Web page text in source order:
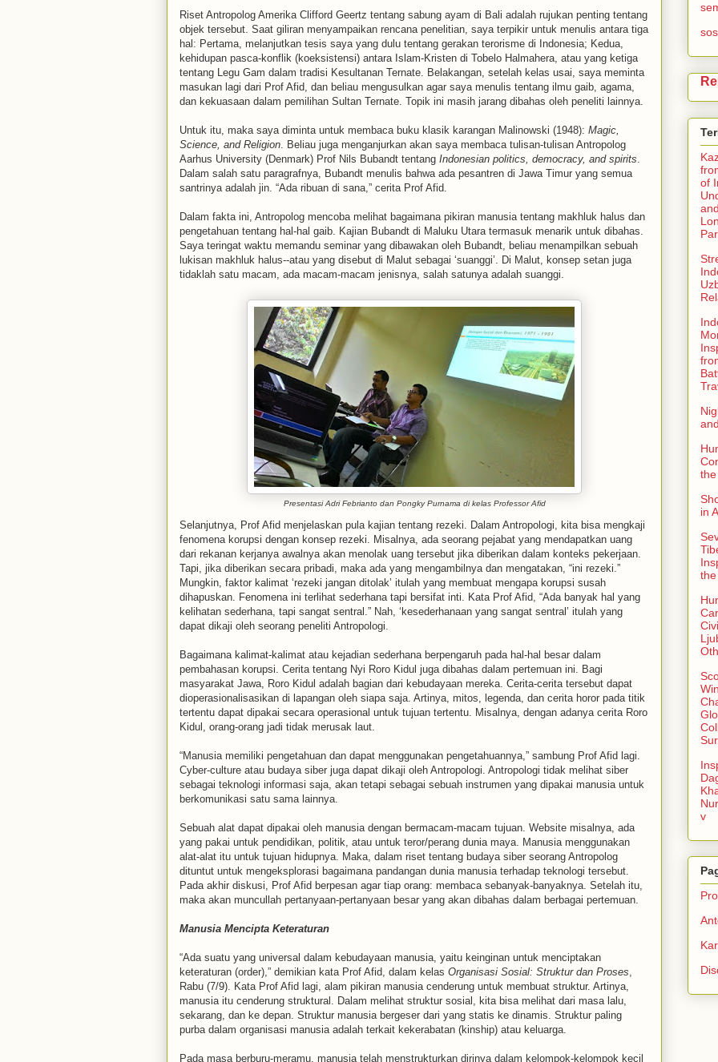
Riset Antropolog Amerika Clifford Geertz tentang sabung ayam di Bali adalah rujukan penting tentang
objek tersebut. Saat giliran menyampaikan rencana penelitian, saya terpikir untuk menulis antara tiga
hal: Pertama, melanjutkan tesis saya yang dulu tentang gerakan terorisme di Indonesia; Kedua,
kehidupan pasca-konflik (koeksistensi) antara Islam-Kristen di Tobelo Halmahera, atau yang ketiga
tentang Legu Gam dalam tradisi Kesultanan Ternate. Belakangan, setelah kelas usai, saya meminta
masukan lagi dari Prof Afid, dan beliau mengusulkan agar saya menulis tentang ilmu gaib, agama,
dan kekuasaan dalam pemilihan Sultan Ternate. Topik ini masih jarang dibahas oleh peneliti lainnya.
Untuk itu, maka saya diminta untuk membaca buku klasik karangan Malinowski (1948): Magic,
Science, and Religion. Beliau juga menganjurkan akan saya membaca tulisan-tulisan Antropolog
Aarhus University (Denmark) Prof Nils Bubandt tentang Indonesian politics, democracy, and spirits.
Dalam salah satu paragrafnya, Bubandt menulis bahwa ada pesantren di Jawa Timur yang semua
santrinya adalah jin. “Ada ribuan di sana,” cerita Prof Afid.
Dalam fakta ini, Antropolog mencoba melihat bagaimana pikiran manusia tentang makhluk halus dan
pengetahuan tentang hal-hal gaib. Kajian Bubandt di Maluku Utara termasuk menarik untuk dibahas.
Saya teringat waktu memandu seminar yang dibawakan oleh Bubandt, beliau menampilkan sebuah
lukisan makhluk halus--atau yang disebut di Malut sebagai ‘suanggi’. Di Malut, konsep setan juga
tidaklah satu macam, ada macam-macam jenisnya, salah satunya adalah suanggi.
Presentasi Adri Febrianto dan Pongky Purnama di kelas Professor Afid
Selanjutnya, Prof Afid menjelaskan pula kajian tentang rezeki. Dalam Antropologi, kita bisa mengkaji
fenomena korupsi dengan konsep rezeki. Misalnya, ada seorang pejabat yang mendapatkan uang
dari rekanan kerjanya awalnya akan menolak uang tersebut jika diberikan dalam konteks pekerjaan.
Tapi, jika diberikan secara pribadi, maka ada yang mengambilnya dan mengatakan, “ini rezeki.”
Mungkin, faktor kalimat ‘rezeki jangan ditolak’ itulah yang membuat mengapa korupsi susah
dihapuskan. Fenomena ini terlihat sederhana tapi bersifat inti. Kata Prof Afid, “Ada banyak hal yang
kelihatan sederhana, tapi sangat sentral.” Nah, ‘kesederhanaan yang sangat sentral’ itulah yang
dapat dikaji oleh seorang peneliti Antropologi.
Bagaimana kalimat-kalimat atau kejadian sederhana berpengaruh pada hal-hal besar dalam
pembahasan korupsi. Cerita tentang Nyi Roro Kidul juga dibahas dalam pertemuan ini. Bagi
masyarakat Jawa, Roro Kidul adalah bagian dari kebudayaan mereka. Cerita-cerita tersebut dapat
dioperasionalisasikan di lapangan oleh siapa saja. Artinya, mitos, legenda, dan cerita horor pada titik
tertentu dapat dipakai secara operasional untuk tujuan tertentu. Misalnya, dengan adanya cerita Roro
Kidul, orang-orang jadi tidak merusak laut.
“Manusia memiliki pengetahuan dan dapat menggunakan pengetahuannya,” sambung Prof Afid lagi.
Cyber-culture atau budaya siber juga dapat dikaji oleh Antropologi. Antropologi tidak melihat siber
sebagai teknologi informasi saja, akan tetapi sebagai sebuah instrumen yang dipakai manusia untuk
berkomunikasi satu sama lainnya.
Sebuah alat dapat dipakai oleh manusia dengan bermacam-macam tujuan. Website misalnya, ada
yang pakai untuk pendidikan, politik, atau untuk teror/perang dunia maya. Manusia menggunakan
alat-alat itu untuk tujuan hidupnya. Maka, dalam riset tentang budaya siber seorang Antropolog
dituntut untuk mengeksplorasi bagaimana pandangan dunia manusia terhadap teknologi tersebut.
Pada akhir diskusi, Prof Afid berpesan agar tiap orang: membaca sebanyak-banyaknya. Setelah itu,
maka akan muncullah pertanyaan-pertanyaan besar yang akan dibahas dalam berbagai pertemuan.
Manusia Mencipta Keteraturan
“Ada suatu yang universal dalam kebudayaan manusia, yaitu keinginan untuk menciptakan
keteraturan (order),” demikian kata Prof Afid, dalam kelas Organisasi Sosial: Struktur dan Proses
Rabu (7/9). Kata Prof Afid lagi, alam pikiran manusia cenderung untuk membuat struktur. Artinya,
manusia itu cenderung struktural. Dalam melihat struktur sosial, kita bisa melihat dari masa lalu,
sekarang, dan ke depan. Struktur manusia bergeser dari yang statis ke dinamis. Struktur paling
purba dalam organisasi manusia adalah terkait kekerabatan (kinship) atau keluarga.
Pada masa berburu-meramu, manusia telah menstrukturkan dirinya dalam kelompok-kelompok kecil
of
in
v